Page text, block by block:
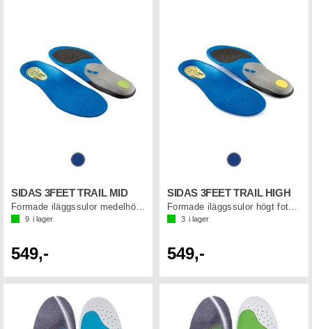
SIDAS 3FEET TRAIL MID
Formade iläggssulor medelhögt fotvalv
9 i lager
549,-
SIDAS 3FEET TRAIL HIGH
3 i lager
549,-